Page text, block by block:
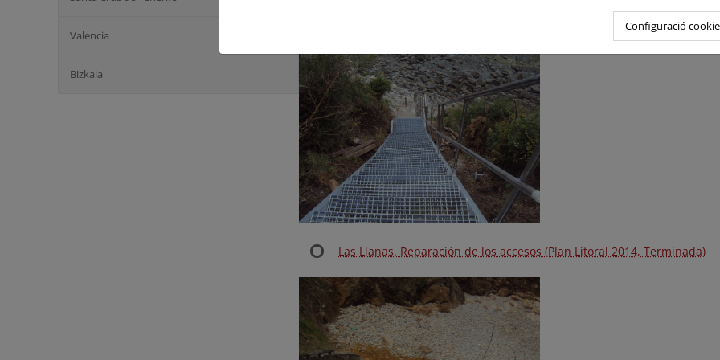
Valencia
Bizkaia
Aguilar. Reparación de barandilla (Plan Litoral 2014, Terminada)
Las Llanas. Reparación de los accesos (Plan Litoral 2014, Terminada)
Configuració